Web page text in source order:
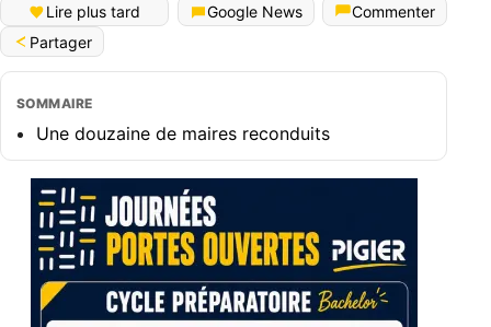
Lire plus tard Google News
Commenter
Partager
SOMMAIRE
Une douzaine de maires reconduits